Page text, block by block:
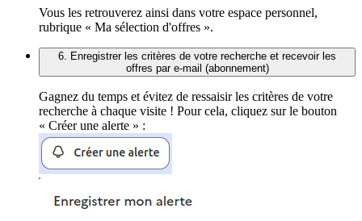
Vous les retrouverez ainsi dans votre espace personnel,
rubrique « Ma sélection d'offres ».
6. Enregistrer les critères de votre recherche et recevoir les
offres par e-mail (abonnement)
Gagnez du temps et évitez de ressaisir les critères de votre
recherche à chaque visite ! Pour cela, cliquez sur le bouton
« Créer une alerte » :